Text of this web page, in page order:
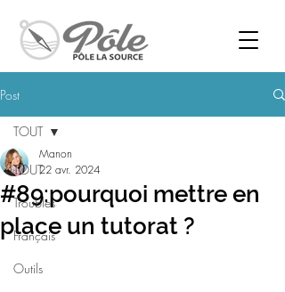
Post
TOUT
Troubles
Français
Outils
TOUT
#89:pourquoi mettre en
place un tutorat ?
Manon
22 avr. 2024